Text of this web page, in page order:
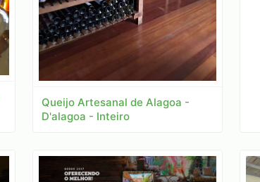
Queijo Artesanal de Alagoa -
D'alagoa - Inteiro